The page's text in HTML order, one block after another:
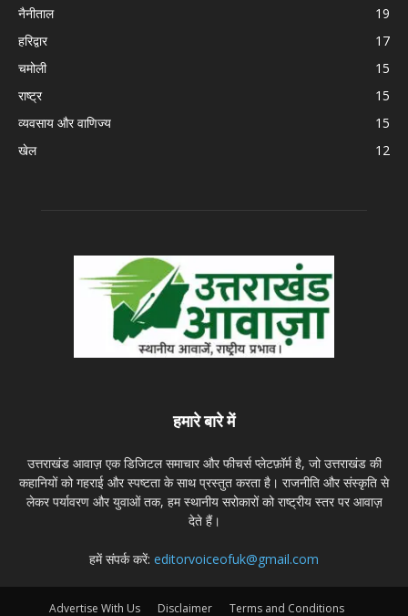
नैनीताल
19
हरिद्वार
17
चमोली
15
राष्ट्र
15
व्यवसाय और वाणिज्य
15
खेल
12
हमारे बारे में
उत्तराखंड आवाज़ एक डिजिटल समाचार और फीचर्स प्लेटफ़ॉर्म है, जो उत्तराखंड की
कहानियों को गहराई और स्पष्टता के साथ प्रस्तुत करता है। राजनीति और संस्कृति से
लेकर पर्यावरण और युवाओं तक, हम स्थानीय सरोकारों को राष्ट्रीय स्तर पर आवाज़
देते हैं।
हमें संपर्क करें: editorvoiceofuk@gmail.com
Advertise With Us Disclaimer Terms and Conditions